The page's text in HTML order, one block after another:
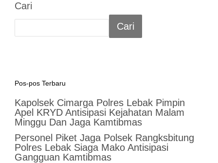
Cari
Cari
Pos-pos Terbaru
Kapolsek Cimarga Polres Lebak Pimpin
Apel KRYD Antisipasi Kejahatan Malam
Minggu Dan Jaga Kamtibmas
Personel Piket Jaga Polsek Rangksbitung
Polres Lebak Siaga Mako Antisipasi
Gangguan Kamtibmas